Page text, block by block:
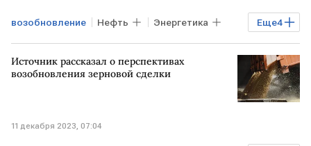
Еще4
возобновление Нефть Энергетика
Экономика Мировая экономика
США импорт
Источник рассказал о перспективах
возобновления зерновой сделки
11 декабря 2023, 07:04